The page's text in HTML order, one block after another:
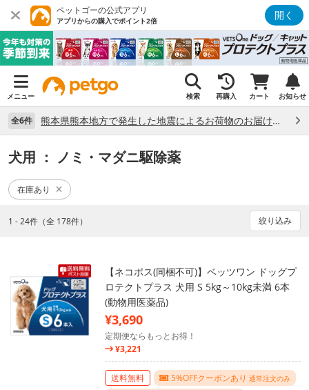
ペットゴーの公式アプリ
アプリからの購入でポイント2倍 開く
メニュー 検索 再購入 カート お知らせ
全6件 熊本県熊本地方で発生した地震によるお荷物のお届け状況について （7/28）
犬用 ： ノミ・マダニ駆除薬
在庫あり
1 - 24件（全 178件） 絞り込み
【ネコポス(同梱不可)】ベッツワン ドッグプ
ロテクトプラス 犬用 S 5kg～10kg未満 6本
(動物用医薬品)
¥3,690
定期便ならもっとお得！
¥3,221
送料無料 5%OFFクーポンあり 通常注文のみ